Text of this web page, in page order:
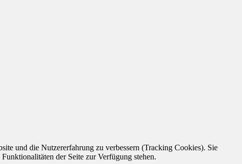
und die Nutzererfahrung zu verbessern (Tracking Cookies). Sie
der Seite zur Verfügung stehen.